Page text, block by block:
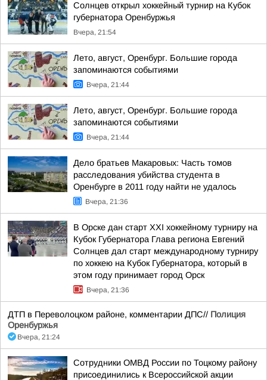
Солнцев открыл хоккейный турнир на Кубок
губернатора Оренбуржья
Вчера, 21:54
Лето, август, Оренбург. Большие города
запоминаются событиями
Вчера, 21:44
Лето, август, Оренбург. Большие города
запоминаются событиями
Вчера, 21:44
Дело братьев Макаровых: Часть томов
расследования убийства студента в
Оренбурге в 2011 году найти не удалось
Вчера, 21:36
В Орске дан старт XXI хоккейному турниру на
Кубок Губернатора Глава региона Евгений
Солнцев дал старт международному турниру
по хоккею на Кубок Губернатора, который в
этом году принимает город Орск
Вчера, 21:36
ДТП в Переволоцком районе, комментарии ДПС// Полиция
Оренбуржья
Вчера, 21:24
Сотрудники ОМВД России по Тоцкому району
присоединились к Всероссийской акции